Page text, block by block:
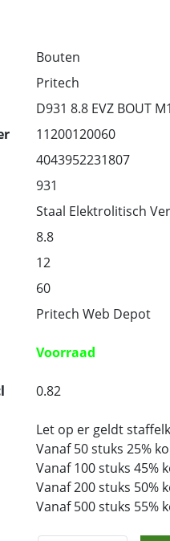
Bouten
Pritech
D931 8.8 EVZ BOUT
11200120060
4043952231807
931
Staal Elektrolitisch
8.8
12
60
Pritech Web Depot
Voorraad
0.82
Let op er geldt
Vanaf 50 stuks 25%
Vanaf 100 stuks 45%
Vanaf 200 stuks 50%
Vanaf 500 stuks 55%